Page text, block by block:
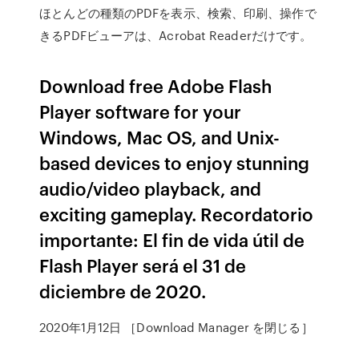
ほとんどの種類のPDFを表示、検索、印刷、操作で
きるPDFビューアは、Acrobat Readerだけです。
Download free Adobe Flash
Player software for your
Windows, Mac OS, and Unix-
based devices to enjoy stunning
audio/video playback, and
exciting gameplay. Recordatorio
importante: El fin de vida útil de
Flash Player será el 31 de
diciembre de 2020.
2020年1月12日 ［Download Manager を閉じる］